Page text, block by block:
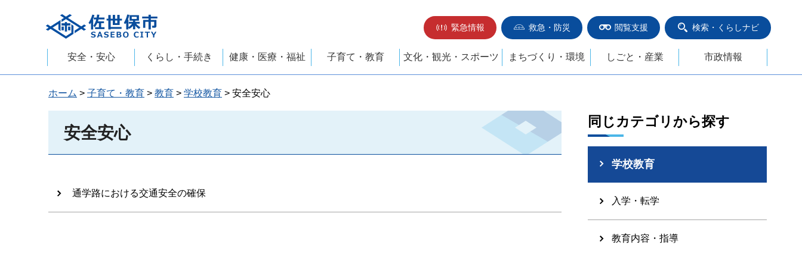
佐世保市
緊急情報
救急・防災 閲覧支援 検索・くらしナビ
安全・安心 くらし・手続き 健康・医療・福祉 子育て・教育 文化・観光・スポーツ まちづくり・環境 しごと・産業 市政情報
ホーム > 子育て・教育 > 教育 > 学校教育 > 安全安心
安全安心
通学路における交通安全の確保
同じカテゴリから探す
学校教育
入学・転学
教育内容・指導